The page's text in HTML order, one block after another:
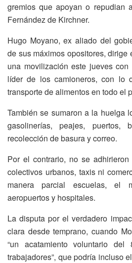
gremios que apoyan o repudian
Fernández de Kirchner.
Hugo Moyano, ex aliado del
de sus máximos opositores, dirige
una movilización este jueves
líder de los camioneros, con lo
transporte de alimentos en todo el
También se sumaron a la huelga
gasolinerías, peajes, puertos,
recolección de basura y correo.
Por el contrario, no se
colectivos urbanos, taxis ni
manera parcial escuelas, el
aeropuertos y hospitales.
La disputa por el verdadero
clara desde temprano, cuando
“un acatamiento voluntario
trabajadores”, que podría incluso